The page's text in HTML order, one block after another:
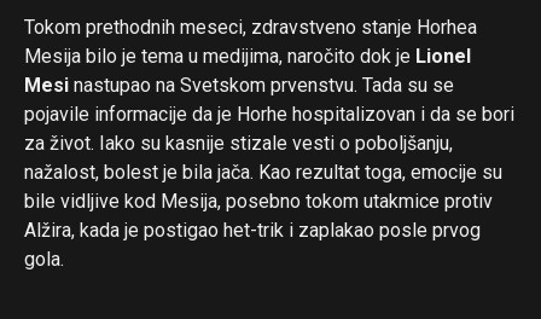
Tokom prethodnih meseci, zdravstveno stanje Horhea
Mesija bilo je tema u medijima, naročito dok je Lionel
Mesi nastupao na Svetskom prvenstvu. Tada su se
pojavile informacije da je Horhe hospitalizovan i da se bori
za život. Iako su kasnije stizale vesti o poboljšanju,
nažalost, bolest je bila jača. Kao rezultat toga, emocije su
bile vidljive kod Mesija, posebno tokom utakmice protiv
Alžira, kada je postigao het-trik i zaplakao posle prvog
gola.